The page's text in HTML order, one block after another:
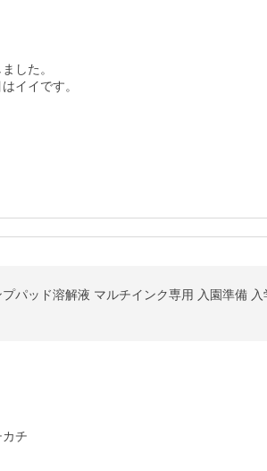
した。
イイです。
パッド溶解液 マルチインク専用 入園準備
チ